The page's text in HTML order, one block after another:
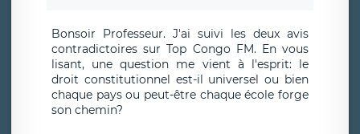
Bonsoir Professeur. J'ai suivi les deux avis
contradictoires sur Top Congo FM. En vous
lisant, une question me vient à l'esprit: le
droit constitutionnel est-il universel ou bien
chaque pays ou peut-être chaque école forge
son chemin?